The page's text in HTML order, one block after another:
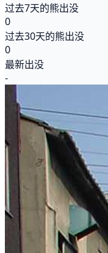
过去7天的熊出没
0
过去30天的熊出没
0
最新出没
-